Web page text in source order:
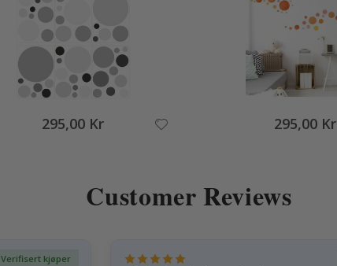
295,00 Kr 295,00 Kr
Customer Reviews
Verifisert kjøper